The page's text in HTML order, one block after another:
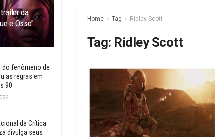
da
e Osso”
do fenômeno de
as regras em
90
da Crítica
divulga seus
Home Tag Ridley Scott
Tag: Ridley Scott